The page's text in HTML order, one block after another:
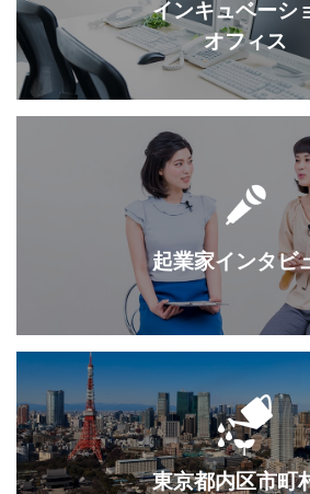
インキュベーシ
オフィス
起業家インタビ
東京都内区市町